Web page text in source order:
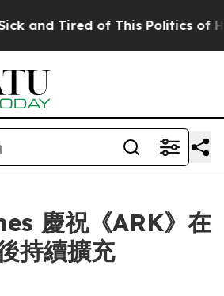
Tired of This Politics of
慶祝《ARK》在
持續擴充